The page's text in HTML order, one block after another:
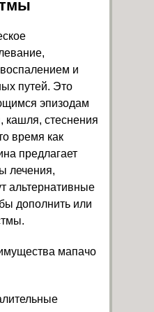
и
путей. Это
эпизодам
кашля, стеснения
время как
предлагает
лечения,
альтернативные
дополнить или
мапачо